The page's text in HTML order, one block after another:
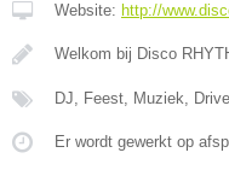
Website: http://
Welkom bij Disco
DJ, Feest, Muziek,
Er wordt gewerkt op